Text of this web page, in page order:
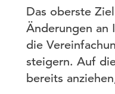
Das oberste
Änderungen an
die
steigern. Auf
bereits